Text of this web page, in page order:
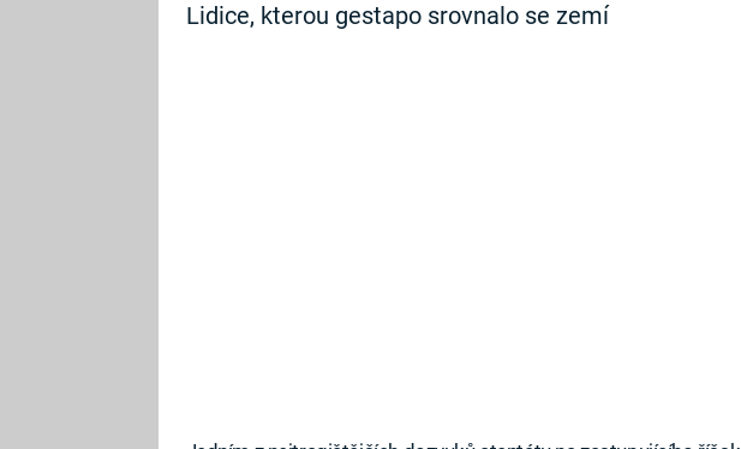
Lidice, kterou gestapo srovnalo se zemí